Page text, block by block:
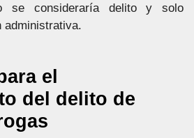
se consideraría delito y solo
administrativa.
el
del delito de